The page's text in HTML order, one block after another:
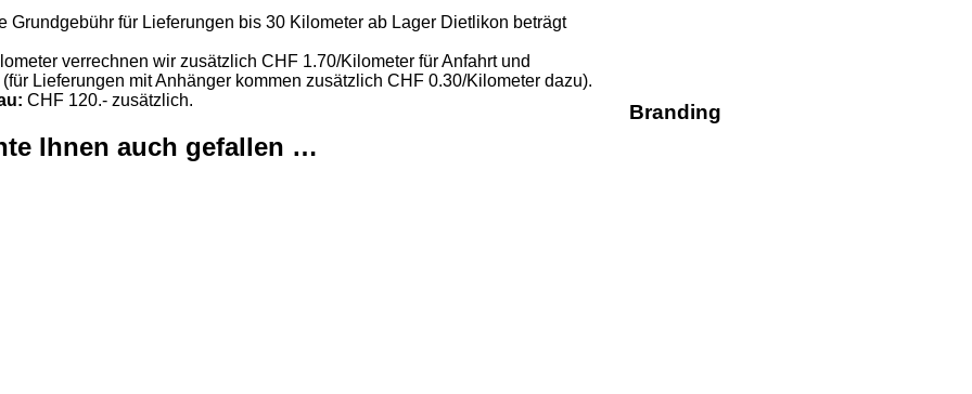
Grundgebühr für Lieferungen bis 30 Kilometer ab Lager Dietlikon beträgt
verrechnen wir zusätzlich CHF 1.70/Kilometer für Anfahrt und
Lieferungen mit Anhänger kommen zusätzlich CHF 0.30/Kilometer dazu).
CHF 120.- zusätzlich.
Ihnen auch gefallen …
Branding